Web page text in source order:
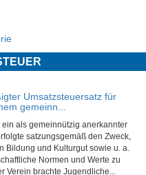
Umsatzsteuersatz für
gemeinn...
ein als gemeinnützig anerkannter
satzungsgemäß den Zweck,
Bildung und Kulturgut sowie u. a.
Normen und Werte zu
Verein brachte Jugendliche...